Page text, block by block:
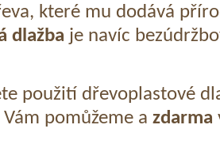
které mu dodává
dlažba je navíc
použití dřevoplastové
pomůžeme a zdarma